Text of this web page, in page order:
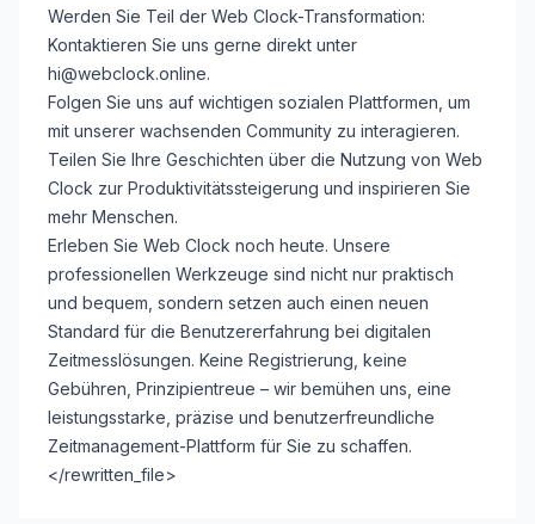
Werden Sie Teil der Web Clock-Transformation:
Kontaktieren Sie uns gerne direkt unter
hi@webclock.online.
Folgen Sie uns auf wichtigen sozialen Plattformen, um
mit unserer wachsenden Community zu interagieren.
Teilen Sie Ihre Geschichten über die Nutzung von Web
Clock zur Produktivitätssteigerung und inspirieren Sie
mehr Menschen.
Erleben Sie Web Clock noch heute. Unsere
professionellen Werkzeuge sind nicht nur praktisch
und bequem, sondern setzen auch einen neuen
Standard für die Benutzererfahrung bei digitalen
Zeitmesslösungen. Keine Registrierung, keine
Gebühren, Prinzipientreue – wir bemühen uns, eine
leistungsstarke, präzise und benutzerfreundliche
Zeitmanagement-Plattform für Sie zu schaffen.
</rewritten_file>